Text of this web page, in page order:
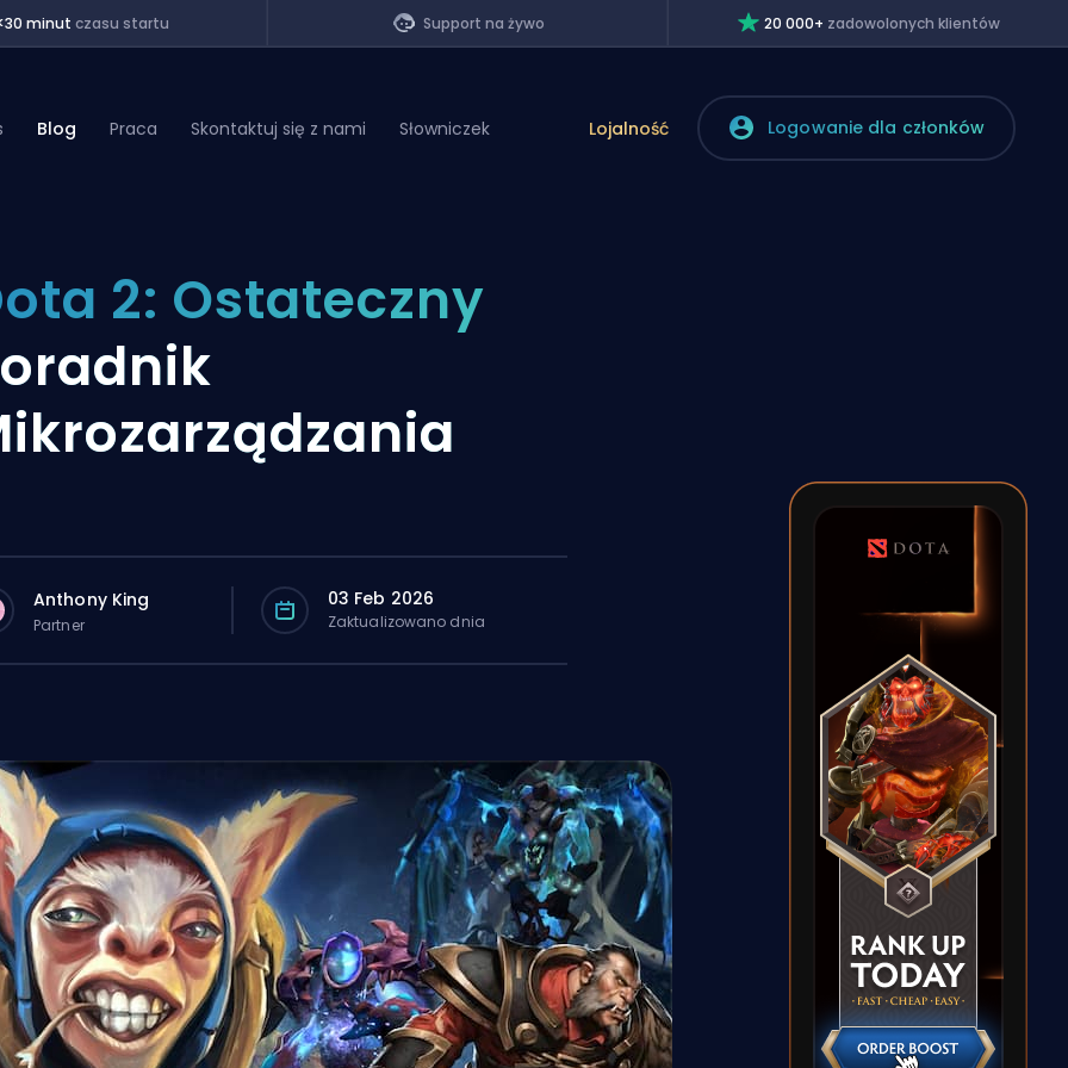
minutczasu startu Support na żywo 20 000+ zadowolonych klientów
Blog Praca Skontaktuj się z nami Słowniczek Lojalność Logowanie dla członków
2: Ostateczny
Anthony King
Partner
03 Feb 2026
Zaktualizowano dnia